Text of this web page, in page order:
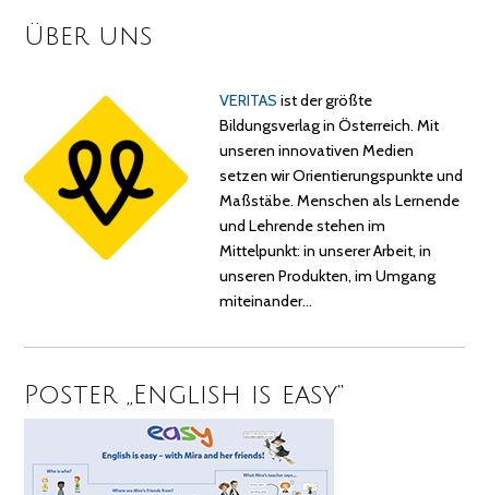
Über uns
VERITAS ist der größte
Bildungsverlag in Österreich. Mit
unseren innovativen Medien
setzen wir Orientierungspunkte und
Maßstäbe. Menschen als Lernende
und Lehrende stehen im
Mittelpunkt: in unserer Arbeit, in
unseren Produkten, im Umgang
miteinander…
Poster „English is easy“